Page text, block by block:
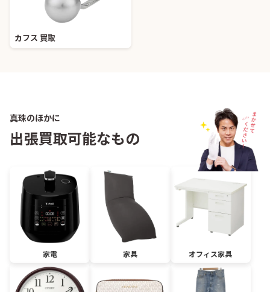
カフス 買取
真珠のほかに
出張買取可能なもの
家電 家具 オフィス家具